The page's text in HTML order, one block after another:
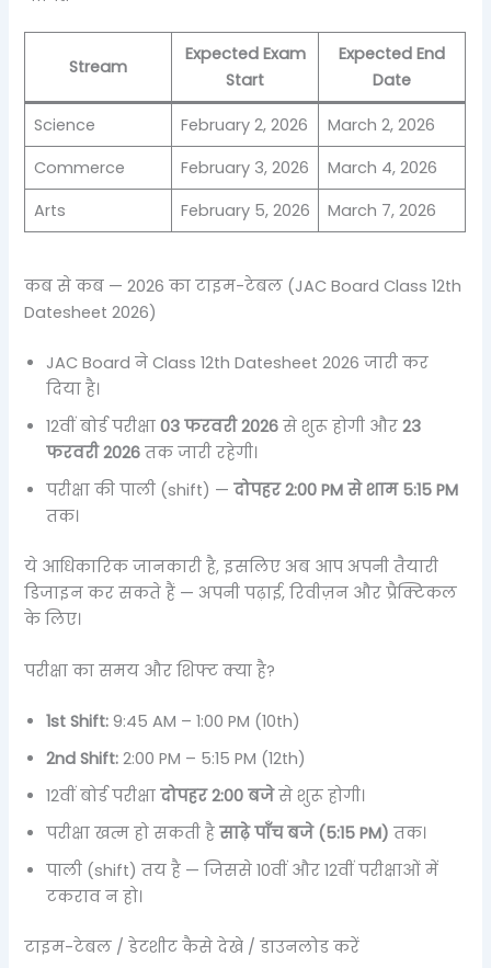
Stream
Expected Exam
Start
Expected End
Date
Science February 2, 2026
March 2, 2026
Commerce
February 3, 2026
March 4, 2026
Arts
February 5, 2026 March 7, 2026
कब से कब — 2026 का टाइम-टेबल (JAC Board Class 12th
Datesheet 2026)
JAC Board ने Class 12th Datesheet 2026 जारी कर
दिया है।
12वीं बोर्ड परीक्षा03 फरवरी 2026 से शुरू होगी और23
फरवरी 2026 तक जारी रहेगी।
परीक्षा की पाली (shift) —दोपहर 2:00 PM से शाम 5:15 PM
तक।
ये आधिकारिक जानकारी है, इसलिए अब आप अपनी तैयारी
डिजाइन कर सकते हैं — अपनी पढ़ाई, रिवीज़न और प्रैक्टिकल
के लिए।
परीक्षा का समय और शिफ्ट क्या है?
1st Shift: 9:45 AM – 1:00 PM (10th)
2nd Shift: 2:00 PM – 5:15 PM (12th)
12वीं बोर्ड परीक्षादोपहर 2:00 बजेसे शुरू होगी।
परीक्षा खत्म हो सकती हैसाढ़े पाँच बजे (5:15 PM) तक।
पाली (shift) तय है — जिससे 10वीं और 12वीं परीक्षाओं में
टकराव न हो।
टाइम-टेबल / डेटशीट कैसे देखे / डाउनलोड करें